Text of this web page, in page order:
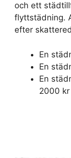
och ett
flyttstädning.
efter
En
En
En
2000 kr